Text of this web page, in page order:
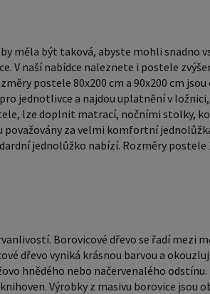
svůj přírodní vzhled a trvanlivost. Typ postele:
je typ postele, který se skládá
částí: rámu, roštu a matrace. Rám
z různých materiálů, včetně dřeva,
Do rámu se vkládá rošt. Matrace je
být vyrobena z různých materiálů,
ZDARMA: Laťkový rošt je
pro ty, kteří hledají kvalitní,
těla, cirkulaci vzduchu a
je tvořen 12 příčkami, které jsou
jsou z masivu borovice. Mezery mezi
měla být taková, abyste mohli snadno
V naší nabídce naleznete i postele
postele 80x200 cm a 90x200 cm jsou
jednotlivce a najdou uplatnění v ložnici,
lze doplnit matrací, nočními stolky,
považovány za velmi komfortní
jednolůžko nabízí. Rozměry postele
Borovicové dřevo se řadí mezi
dřevo vyniká krásnou barvou a
hnědého nebo načervenalého
Výrobky z masivu borovice jsou